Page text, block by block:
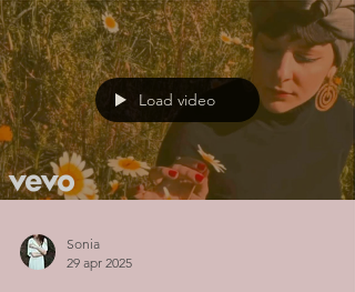
Load video
Sonia
29 apr 2025